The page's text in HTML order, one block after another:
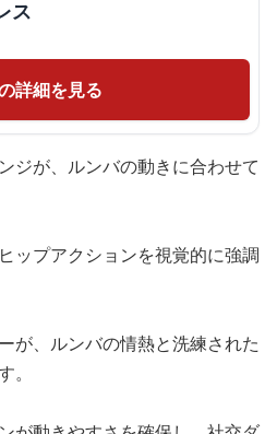
ス
詳細を見る
ジが、ルンバの動きに合わせて
ップアクションを視覚的に強調
が、ルンバの情熱と洗練された
。